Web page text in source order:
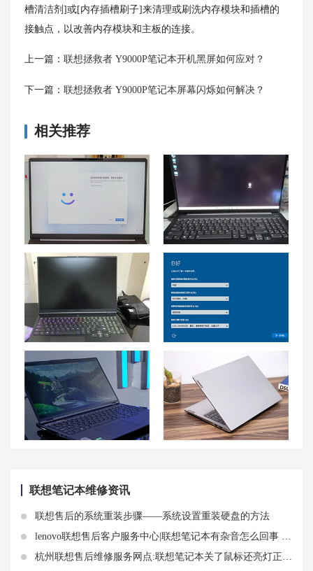
槽清洁剂]或[内存插槽刷子]来清理或刷洗内存模块和插槽的
接触点，以改善内存模块和主板的连接。
上一篇： 联想拯救者 Y9000P笔记本开机黑屏如何应对？
下一篇： 联想拯救者 Y9000P笔记本屏幕闪烁如何解决？
相关推荐
联想小新Pro16清灰后电量变为0、不显示的解决方法 联想小新Pro16笔记本声音异常无法调节怎么处理？
联想拯救者Y9000K插了电池就开不了？插移动硬盘后黑屏无法开机的解决方法
联想笔记本维修资讯
联想售后的系统重装步骤——系统设置重装硬盘的方法
lenovo联想售后客户服务中心|联想笔记本有杂音怎么回事 分析原因和解决方法
杭州联想售后维修服务网点:联想笔记本关了鼠标还亮灯正常吗 联想笔记本电脑鼠标触摸屏用不了故障